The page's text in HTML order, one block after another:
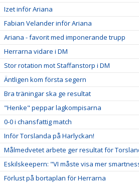
Izet inför Ariana
Fabian Velander inför Ariana
Ariana - favorit med imponerande trupp
Herrarna vidare i DM
Stor rotation mot Staffanstorp i DM
Äntligen kom första segern
Bra träningar ska ge resultat
"Henke" peppar lagkompisarna
0-0 i chansfattig match
Inför Torslanda på Harlyckan!
Målmedvetet arbete ger resultat för
Eskilskeepern: "VI måste visa mer
Förlust på bortaplan för Herrarna